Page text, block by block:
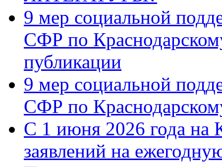
9 мер социальной
СФР по
публикации
9 мер социальной
СФР по
С 1 июня 2026 года на
заявлений на